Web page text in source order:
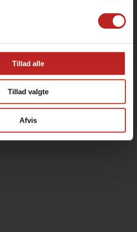
Tillad alle
Tillad valgte
Afvis